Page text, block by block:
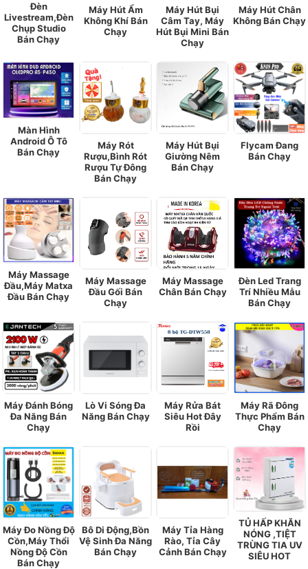
Đèn
Livestream,Đèn
Chụp Studio
Bán Chạy
Máy Hút Ẩm
Không Khí Bán
Chạy
Máy Hút Bụi
Câm Tay, Máy
Hút Bụi Mini Bán
Chạy
Máy Hút Chân
Không Bán Chạy
Màn Hình
Android Ô Tô
Bán Chạy
Máy Rót
Rượu,Bình Rót
Rượu Tự Đông
Bán Chạy
Máy Hút Bụi
Giường Nêm
Bán Chạy
Flycam Đang
Bán Chạy
Máy Massage
Đầu,Máy Matxa
Đầu Bán Chạy
Máy Massage
Đầu Gối Bán
Chạy
Máy Massage
Chân Bán Chạy
Đèn Led Trang
Trí Nhiều Mẫu
Bán Chạy
Máy Đánh Bóng
Đa Năng Bán
Chạy
Lò Vi Sóng Đa
Năng Bán Chạy
Máy Rửa Bát
Siêu Hot Đây
Rồi
Máy Rã Đông
Thực Phẩm Bán
Chạy
Máy Đo Nồng Độ
Cồn,Máy Thổi
Nồng Độ Cồn
Bán Chạy
Bô Di Động,Bồn
Vệ Sinh Đa Năng
Bán Chạy
Máy Tỉa Hàng
Rào, Tỉa Cây
Cảnh Bán Chạy
TỦ HẤP KHĂN
NÓNG ,TIỆT
TRÙNG TIA UV
SIÊU HOT